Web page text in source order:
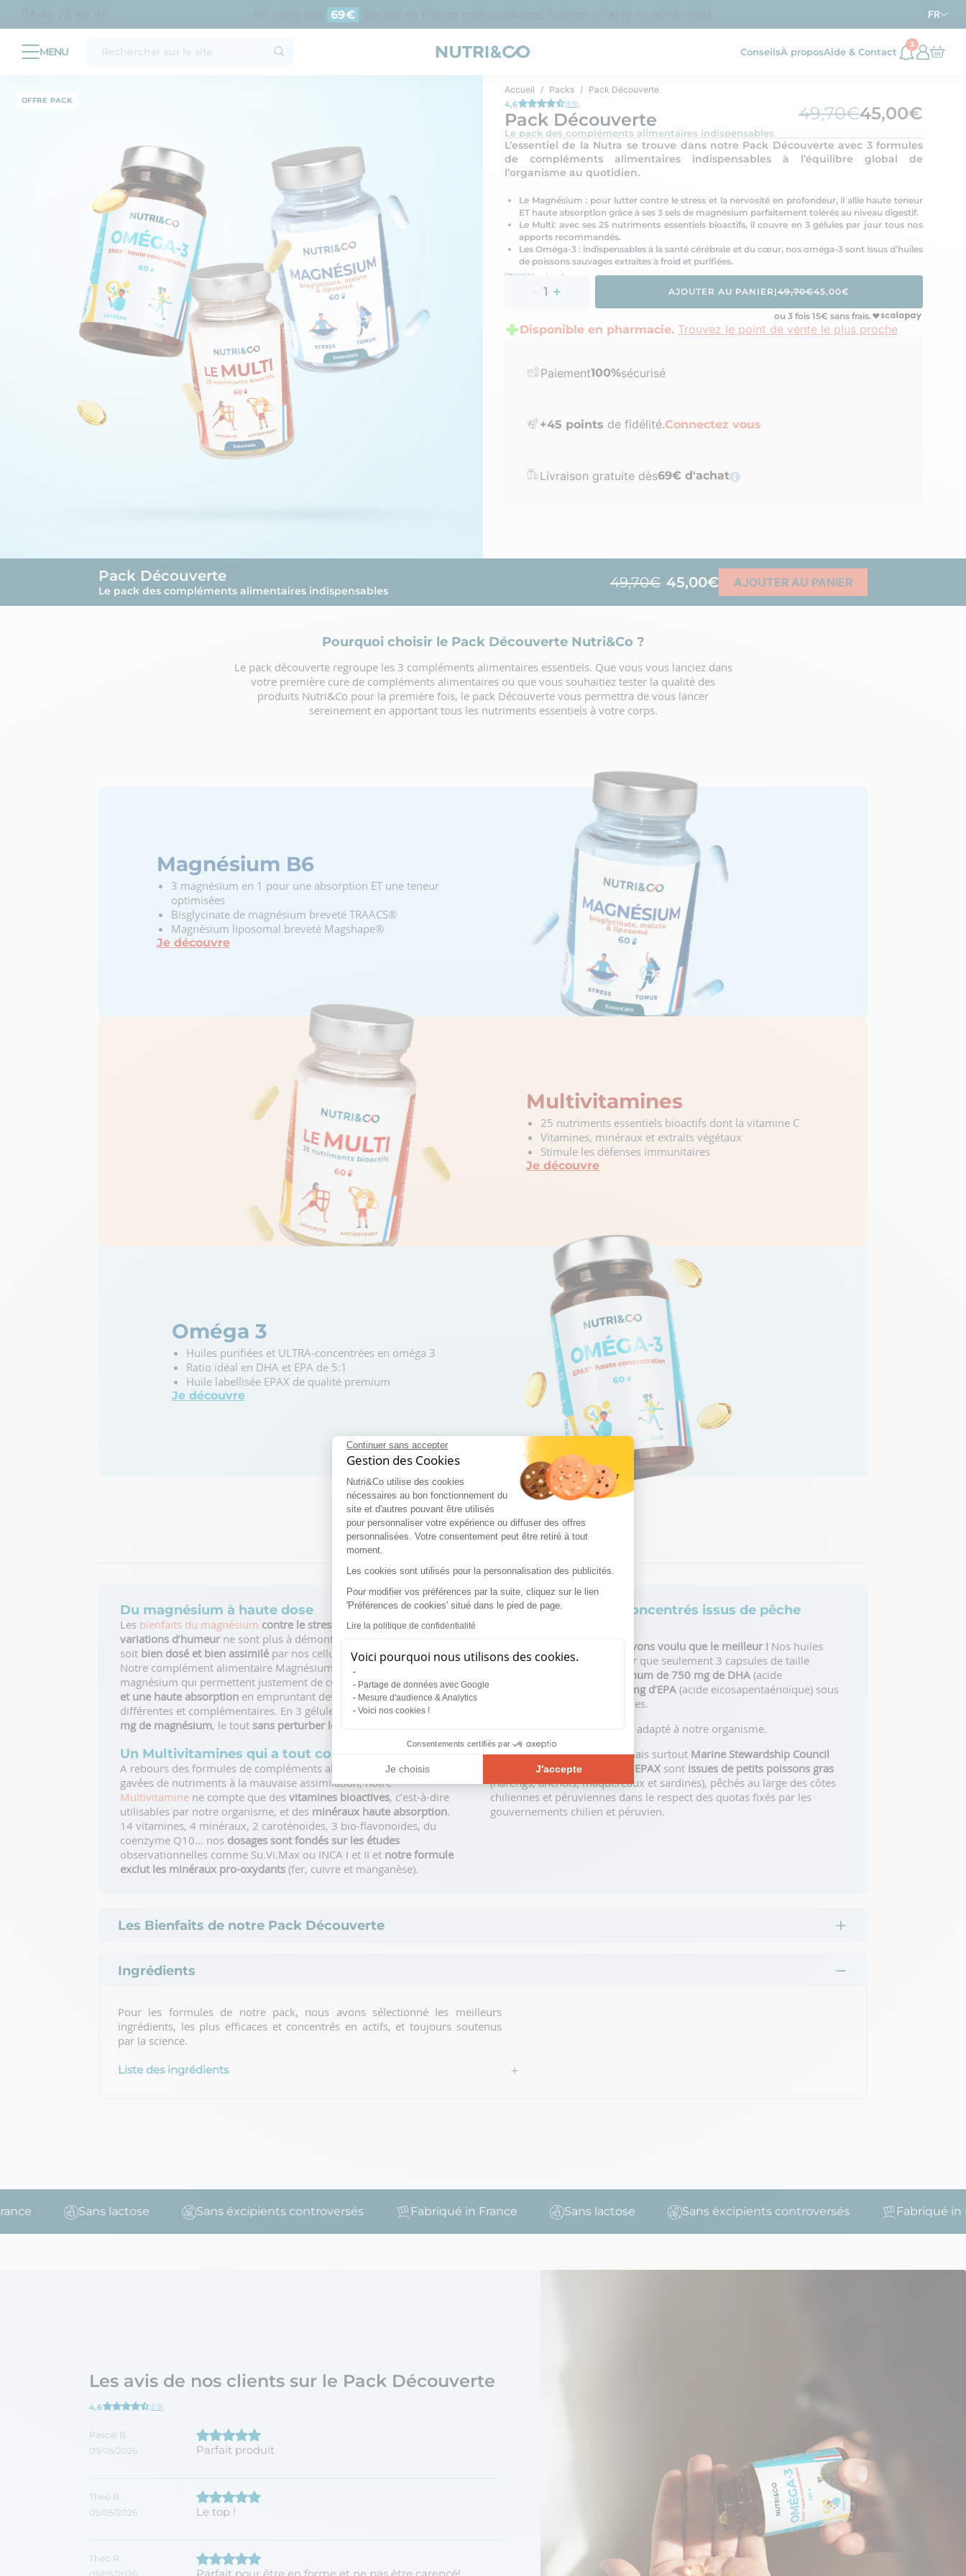
Continuer sans accepter
Gestion des Cookies
Nutri&Co utilise des cookies
nécessaires au bon fonctionnement du
site et d'autres pouvant être utilisés
pour personnaliser votre expérience ou diffuser des offres
personnalisées. Votre consentement peut être retiré à tout
moment.
Les cookies sont utilisés pour la personnalisation des publicités.
Pour modifier vos préférences par la suite, cliquez sur le lien
'Préférences de cookies' situé dans le pied de page.
Lire la politique de confidentialité
Voici pourquoi nous utilisons des cookies.
Partage de données avec Google
Mesure d'audience & Analytics
Voici nos cookies !
Consentements certifiés par
Je choisis J'accepte
Axeptio consent
Plateforme de Gestion du Consentement : Personnalisez vos Options
Notre plateforme vous permet d'adapter et de gérer vos paramètres de confidentialité, en garantissant la conformité avec
69€ d’achat en France métropolitaine d’achat en France métropolitaineFR
ConseilsÀ proposAide & Contact
3
OFFRE PACK
Accueil Packs Pack Découverte
4,6 (59)
Pack Découverte
Le pack des compléments alimentaires indispensables
49,70€45,00€
L’essentiel de la Nutra se trouve dans notre Pack Découverte avec 3 formules
de compléments alimentaires indispensables à l’équilibre global de
l’organisme au quotidien.
Le Magnésium : pour lutter contre le stress et la nervosité en profondeur, il allie haute teneur
ET haute absorption grâce à ses 3 sels de magnésium parfaitement tolérés au niveau digestif.
Le Multi: avec ses 25 nutriments essentiels bioactifs, il couvre en 3 gélules par jour tous nos
apports recommandés.
Les Oméga-3 : indispensables à la santé cérébrale et du cœur, nos oméga-3 sont issus d’huiles
de poissons sauvages extraites à froid et purifiées.
En savoir plus
Quantité
AJOUTER AU PANIER |49,70€45,00€
ou 3 fois15€ sans frais.
Disponible en pharmacie. Trouvez le point de vente le plus proche
Paiement100%sécurisé
+45 points de fidélité.Connectez vous
Livraison gratuite dès69€ d'achat
Pack Découverte
Le pack des compléments alimentaires indispensables 49,70€ 45,00€ AJOUTER AU PANIER
Pourquoi choisir le Pack Découverte Nutri&Co ?
Le pack découverte regroupe les 3 compléments alimentaires essentiels. Que vous vous lanciez dans
votre première cure de compléments alimentaires ou que vous souhaitiez tester la qualité des
produits Nutri&Co pour la première fois, le pack Découverte vous permettra de vous lancer
sereinement en apportant tous les nutriments essentiels à votre corps.
Magnésium B6
3 magnésium en 1 pour une absorption ET une teneur
optimisées
Bisglycinate de magnésium breveté TRAACS®
Magnésium liposomal breveté Magshape®
Je découvre
Multivitamines
25 nutriments essentiels bioactifs dont la vitamine C
Vitamines, minéraux et extraits végétaux
Stimule les défenses immunitaires
Je découvre
Oméga 3
Huiles purifiées et ULTRA-concentrées en oméga 3
Ratio idéal en DHA et EPA de 5:1
Huile labellisée EPAX de qualité premium
Je découvre
Du magnésium à haute dose
Les bienfaits du magnésium contre le stress, l’anxiété et les
variations d’humeurne sont plus à démontrer. Mais à condition qu’il
soit bien dosé et bien assimilé par nos cellules.
Notre complément alimentaire Magnésium associe 3 super sels de
magnésium qui permettent justement de concilier une haute teneur
et une haute absorption en empruntant des voies d’assimilation
différentes et complémentaires. En 3 gélules par jour, il apporte
mg de magnésium, le tout sans perturber le confort digestif
Un Multivitamines qui a tout compris
A rebours des formules de compléments alimentaires fourre-tout
gavées de nutriments à la mauvaise assimilation, notre
Multivitamine ne compte que des vitamines bioactives, c’est-à-dire
utilisables par notre organisme, et des minéraux haute absorption.
14 vitamines, 4 minéraux, 2 caroténoïdes, 3 bio-flavonoïdes, du
coenzyme Q10… nos dosages sont fondés sur les études
observationnelles comme Su.Vi.Max ou INCA I et II et notre formule
exclut les minéraux pro-oxydants (fer, cuivre et manganèse).
Des Oméga-3 ultra-concentrés issus de pêche
, nous n’avons voulu que le meilleur ! Nos huiles
EPAX sont sélectionnées pour que seulement 3 capsules de taille
minimum de 750 mg de DHA (acide
150 mg d’EPA (acide eicosapentaénoïque) sous
forme naturelle de triglycérides.
et adapté à notre organisme.
Labellisé Friend of the Sea, mais surtout Marine Stewardship Council
qui est plus stricte, les
huiles EPAX sont issues de petits poissons gras
(harengs, anchois, maquereaux et sardines), pêchés au large des côtes
chiliennes et péruviennes dans le respect des quotas fixés par les
gouvernements chilien et péruvien.
Les Bienfaits de notre Pack Découverte
Ingrédients
Pour les formules de notre pack, nous avons sélectionné les meilleurs
ingrédients, les plus efficaces et concentrés en actifs, et toujours soutenus
par la science.
Liste des ingrédients
Sans lactose Sans éxcipients controversés Fabriqué in France Sans lactose Sans éxcipients controversés Fabriqué in
Les avis de nos clients sur le Pack Découverte
4,6 (59)
Pascal B.
09/05/2026
Parfait produit
Theo R.
05/05/2026
Le top !
Theo R.